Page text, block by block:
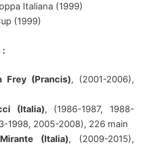
Italiana (1999)
(1999)
:
Frey (Prancis), (2001-2006),
(Italia), (1986-1987, 1988-
1998, 2005-2008), 226 main
(Italia), (2009-2015),